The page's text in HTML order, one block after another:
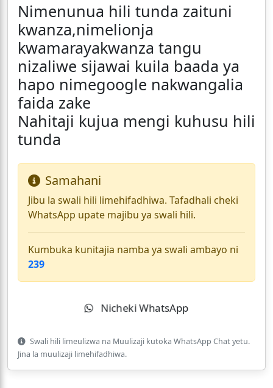
Nimenunua hili tunda zaituni
kwanza,nimelionja
kwamarayakwanza tangu
nizaliwe sijawai kuila baada ya
hapo nimegoogle nakwangalia
faida zake
Nahitaji kujua mengi kuhusu hili
tunda
Samahani
Jibu la swali hili limehifadhiwa. Tafadhali cheki
WhatsApp upate majibu ya swali hili.
Kumbuka kunitajia namba ya swali ambayo ni
239
Nicheki WhatsApp
Swali hili limeulizwa na Muulizaji kutoka WhatsApp Chat yetu.
Jina la muulizaji limehifadhiwa.